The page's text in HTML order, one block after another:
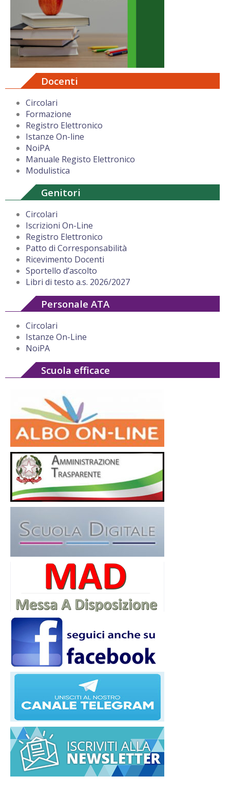
Docenti
Circolari
Formazione
Registro Elettronico
Istanze On-line
NoiPA
Manuale Registo Elettronico
Modulistica
Genitori
Circolari
Iscrizioni On-Line
Registro Elettronico
Patto di Corresponsabilità
Ricevimento Docenti
Sportello d’ascolto
Libri di testo a.s. 2026/2027
Personale ATA
Circolari
Istanze On-Line
NoiPA
Scuola efficace